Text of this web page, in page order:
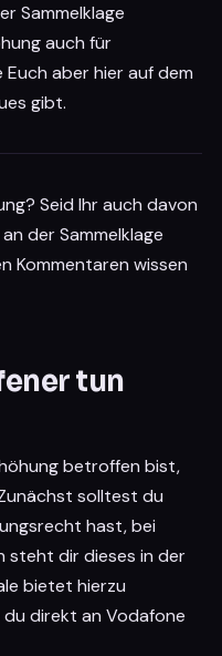
Sammelklage
auch für
aber hier auf dem
gibt.
Seid Ihr auch davon
der Sammelklage
Kommentaren wissen
tun
betroffen bist,
solltest du
hast, bei
steht dir dieses in der
bietet hierzu
direkt an Vodafone